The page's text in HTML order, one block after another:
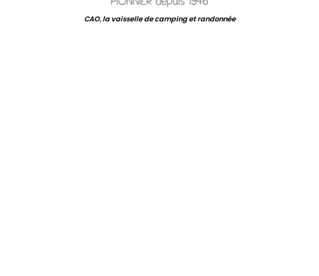
CAO, la vaisselle de camping et randonnée